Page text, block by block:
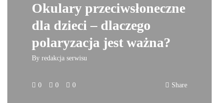
Okulary przeciwsłoneczne
dla dzieci – dlaczego
polaryzacja jest ważna?
By redakcja serwisu
0 0 0 Share